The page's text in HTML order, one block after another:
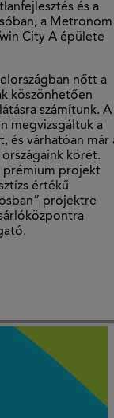
és a
a Metronom
City A épülete
nőtt a
köszönhetően
számítunk. A
megvizsgáltuk a
és várhatóan már
körét.
prémium projekt
értékű
projektre